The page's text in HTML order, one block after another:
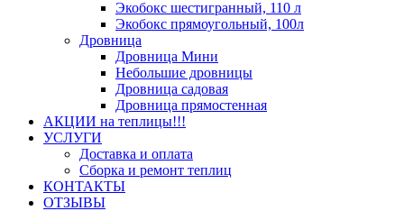
Экобокс шестигранный, 110 л
Экобокс прямоугольный, 100л
Дровница
Дровница Мини
Небольшие дровницы
Дровница садовая
Дровница прямостенная
АКЦИИ на теплицы!!!
УСЛУГИ
Доставка и оплата
Сборка и ремонт теплиц
КОНТАКТЫ
ОТЗЫВЫ